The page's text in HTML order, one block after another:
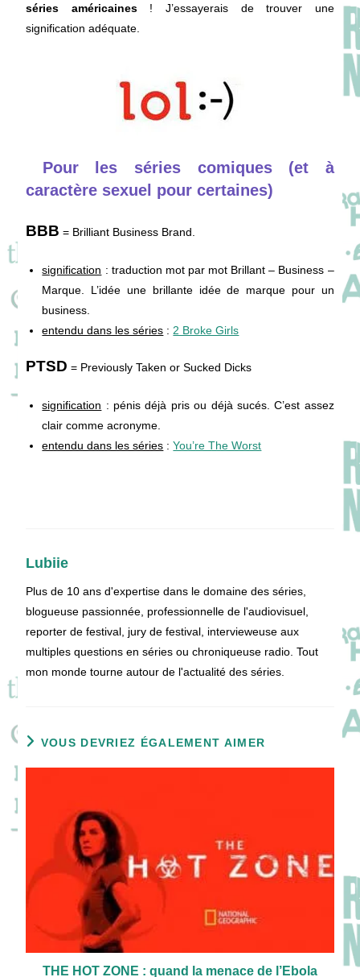
séries américaines! J’essayerais de trouver une
signification adéquate.
Pour les séries comiques (et à
caractère sexuel pour certaines)
BBB = Brilliant Business Brand.
signification : traduction mot par mot Brillant – Business –
Marque. L’idée une brillante idée de marque pour un
business.
entendu dans les séries : 2 Broke Girls
PTSD = Previously Taken or Sucked Dicks
signification : pénis déjà pris ou déjà sucés. C’est assez
clair comme acronyme.
entendu dans les séries :You’re The Worst
Lubiie
Plus de 10 ans d'expertise dans le domaine des séries,
blogueuse passionnée, professionnelle de l'audiovisuel,
reporter de festival, jury de festival, intervieweuse aux
multiples questions en séries ou chroniqueuse radio. Tout
mon monde tourne autour de l'actualité des séries.
VOUS DEVRIEZ ÉGALEMENT AIMER
THE HOT ZONE : quand la menace de l’Ebola